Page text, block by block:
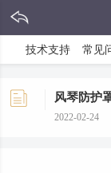
技术支持 常见
风琴防护
2022-02-24